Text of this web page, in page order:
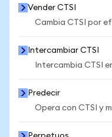
Vender CTSI
Cambia CTSI por
Intercambiar CTSI
Intercambia CTSI
Predecir
Opera con CTSI y